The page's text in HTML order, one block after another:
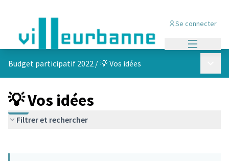
Se connecter
Budget participatif 2022 /💡 Vos idées
💡 Vos idées
Filtrer et rechercher